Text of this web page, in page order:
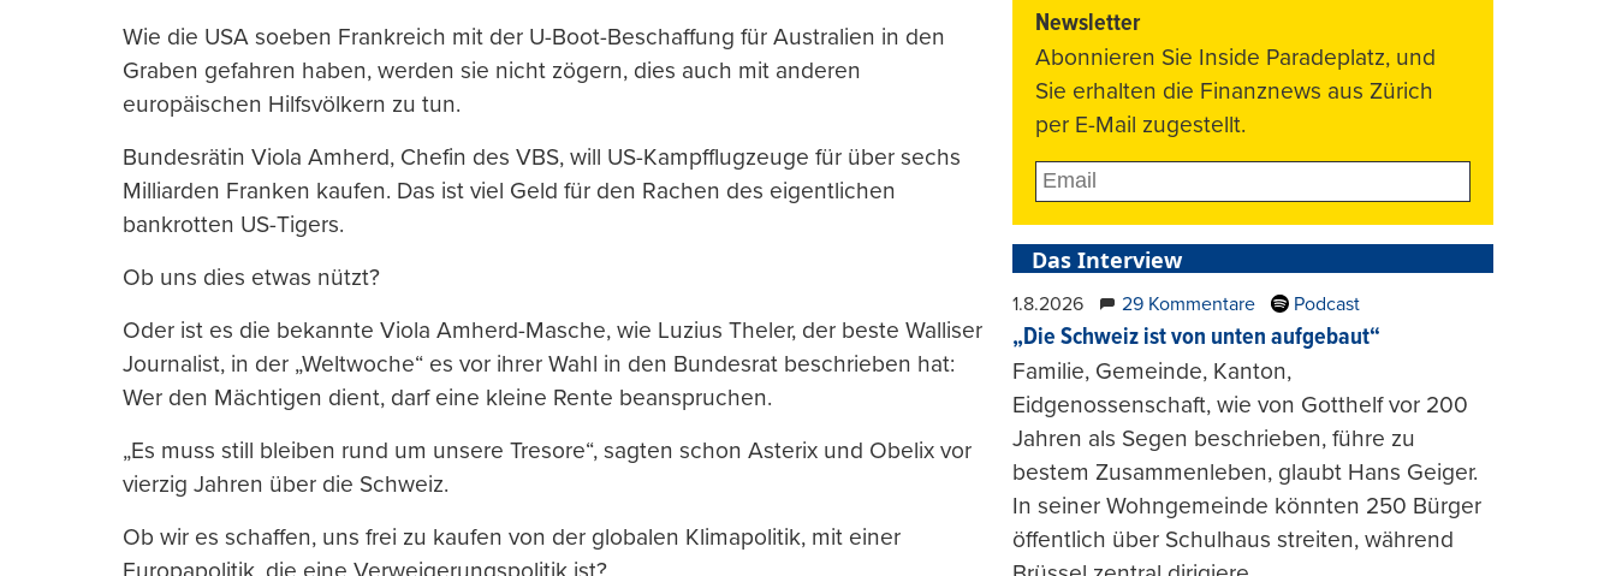
Wie die USA soeben Frankreich mit der U-Boot-Beschaffung für Australien in den
Graben gefahren haben, werden sie nicht zögern, dies auch mit anderen
europäischen Hilfsvölkern zu tun.
Bundesrätin Viola Amherd, Chefin des VBS, will US-Kampfflugzeuge für über sechs
Milliarden Franken kaufen. Das ist viel Geld für den Rachen des eigentlichen
bankrotten US-Tigers.
Ob uns dies etwas nützt?
Oder ist es die bekannte Viola Amherd-Masche, wie Luzius Theler, der beste Walliser
Journalist, in der „Weltwoche“ es vor ihrer Wahl in den Bundesrat beschrieben hat:
Wer den Mächtigen dient, darf eine kleine Rente beanspruchen.
„Es muss still bleiben rund um unsere Tresore“, sagten schon Asterix und Obelix vor
vierzig Jahren über die Schweiz.
Ob wir es schaffen, uns frei zu kaufen von der globalen Klimapolitik, mit einer
Newsletter
Abonnieren Sie Inside Paradeplatz, und
Sie erhalten die Finanznews aus Zürich
per E-Mail zugestellt.
Das Interview
1.8.2026 29 Kommentare Podcast
„Die Schweiz ist von unten aufgebaut“
Familie, Gemeinde, Kanton,
Eidgenossenschaft, wie von Gotthelf vor 200
Jahren als Segen beschrieben, führe zu
bestem Zusammenleben, glaubt Hans Geiger.
In seiner Wohngemeinde könnten 250 Bürger
öffentlich über Schulhaus streiten, während